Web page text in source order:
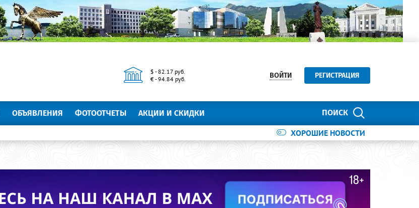
$ - 82.17 руб.
€ - 94.84 руб.
ВОЙТИ РЕГИСТРАЦИЯ
ПОИСК
ОБЪЯВЛЕНИЯ ФОТООТЧЕТЫ АКЦИИ И СКИДКИ
ХОРОШИЕ НОВОСТИ